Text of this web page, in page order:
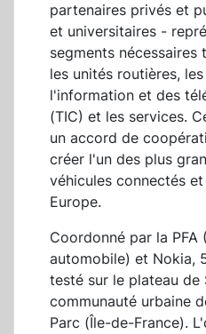
partenaires privés et
et universitaires -
segments nécessaires
les unités routières,
l'information et des
(TIC) et les services.
un accord de
créer l'un des plus
véhicules connectés
Europe.
Coordonné par la PFA
automobile) et Nokia,
testé sur le plateau de
communauté urbaine
Parc (Île-de-France).